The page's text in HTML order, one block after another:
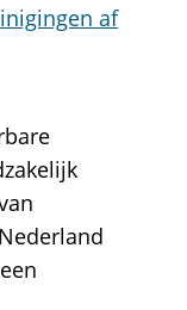
af